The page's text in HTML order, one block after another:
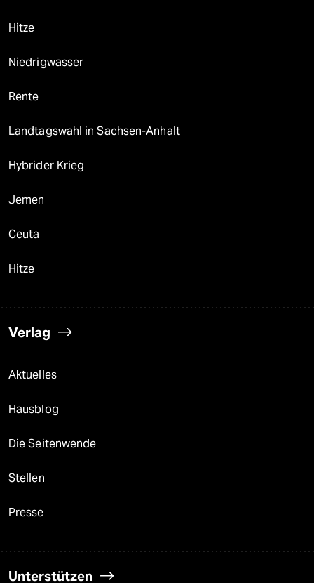
Hitze
Niedrigwasser
Rente
Landtagswahl in Sachsen-Anhalt
Hybrider Krieg
Jemen
Ceuta
Hitze
Verlag
Aktuelles
Hausblog
Die Seitenwende
Stellen
Presse
Unterstützen